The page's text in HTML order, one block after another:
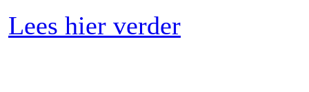
Lees hier verder